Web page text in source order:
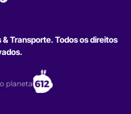
Transporte. Todos os direitos